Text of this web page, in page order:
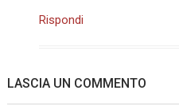
Rispondi
LASCIA UN COMMENTO